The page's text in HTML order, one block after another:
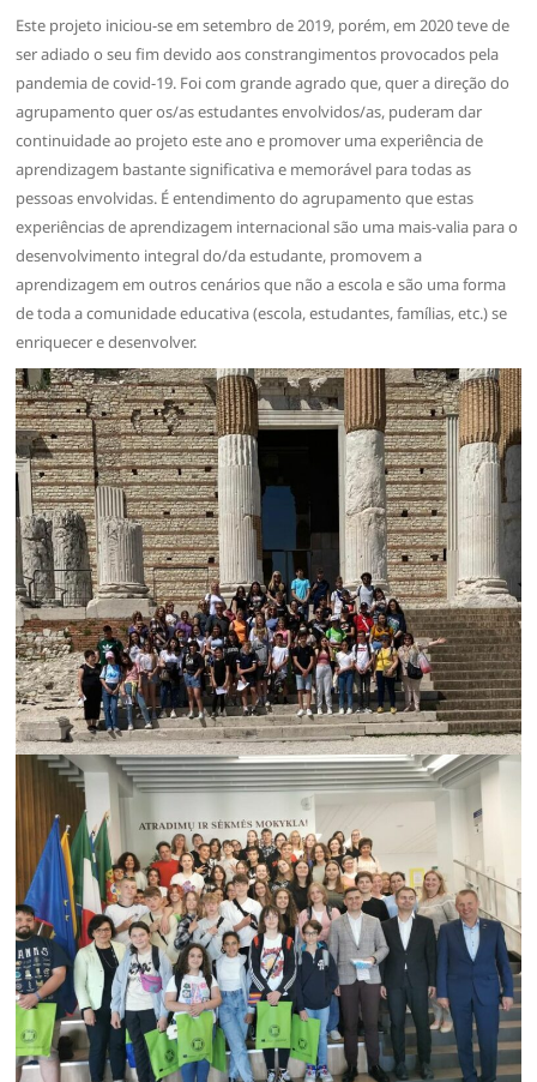
Este projeto iniciou-se em setembro de 2019, porém, em 2020 teve de
ser adiado o seu fim devido aos constrangimentos provocados pela
pandemia de covid-19. Foi com grande agrado que, quer a direção do
agrupamento quer os/as estudantes envolvidos/as, puderam dar
continuidade ao projeto este ano e promover uma experiência de
aprendizagem bastante significativa e memorável para todas as
pessoas envolvidas. É entendimento do agrupamento que estas
experiências de aprendizagem internacional são uma mais-valia para o
desenvolvimento integral do/da estudante, promovem a
aprendizagem em outros cenários que não a escola e são uma forma
de toda a comunidade educativa (escola, estudantes, famílias, etc.) se
enriquecer e desenvolver.